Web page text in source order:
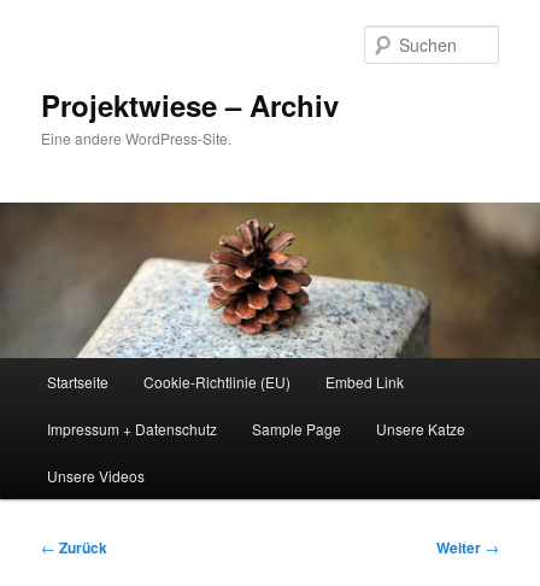
Projektwiese – Archiv
Eine andere WordPress-Site.
Startseite Cookie-Richtlinie (EU) Embed Link
Impressum + Datenschutz Sample Page Unsere Katze
Unsere Videos
Beitrags-
← Zurück Weiter →